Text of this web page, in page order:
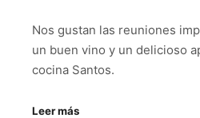
Nos gustan las reuniones
un buen vino y un delicioso
cocina Santos.
Leer más